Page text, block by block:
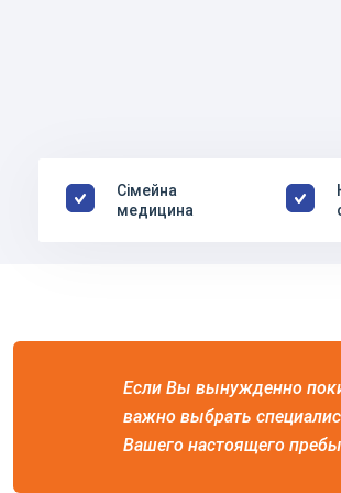
Сімейна
медицина
Если Вы вынужденно
важно выбрать
Вашего настоящего